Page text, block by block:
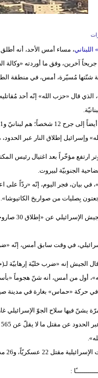
، مساء أمس الأحد، أنه
وأسفرت عن 12 جريحاً آخرين، وفق ما
مُسيّرة، أمس، في منطقة
الذي قال «حزب الله» إنّه أحد
استهدفت، أمس، بلدة معروب في الجنوب اللبناني.
إطلاق النار عبر الحدود، منذ بدء الحرب
ارتفع مؤخّراً بعد اغتيال رئيس
الجنوبيّة لبيروت.
من
في وقت سابق أمس، إنّه
الجيش إنه «ضرب خليّة إرهابيّة
أول من أمس، أنه شنّ هجوماً
في حركة «حماس» بغارة في مدينة
سلاح الجوّ الإسرائيلي غارة داخل مدينة صيدا، التي
الأقلّ منذ بدء التصعيد، بينهم 12 في الجولان السوري المحتلّ.
: